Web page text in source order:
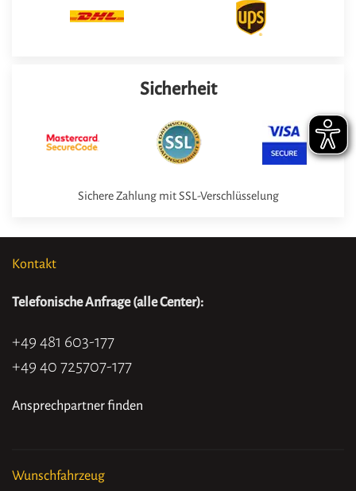
Sicherheit
Sichere Zahlung mit SSL-Verschlüsselung
Kontakt
Telefonische Anfrage (alle Center):
+49 481 603-177
+49 40 725707-177
Ansprechpartner finden
Wunschfahrzeug